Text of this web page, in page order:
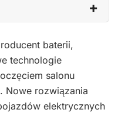
baterii,
technologie
salonu
Nowe rozwiązania
elektrycznych